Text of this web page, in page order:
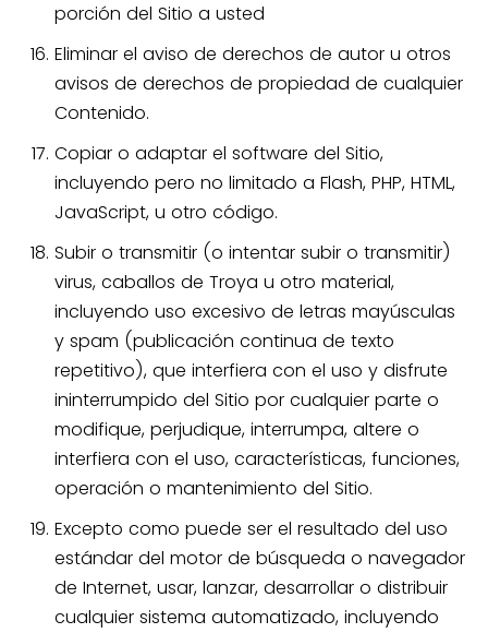
porción del Sitio a usted
Eliminar el aviso de derechos de autor u otros
avisos de derechos de propiedad de cualquier
Contenido.
Copiar o adaptar el software del Sitio,
incluyendo pero no limitado a Flash, PHP, HTML,
JavaScript, u otro código.
Subir o transmitir (o intentar subir o transmitir)
virus, caballos de Troya u otro material,
incluyendo uso excesivo de letras mayúsculas
y spam (publicación continua de texto
repetitivo), que interfiera con el uso y disfrute
ininterrumpido del Sitio por cualquier parte o
modifique, perjudique, interrumpa, altere o
interfiera con el uso, características, funciones,
operación o mantenimiento del Sitio.
Excepto como puede ser el resultado del uso
estándar del motor de búsqueda o navegador
de Internet, usar, lanzar, desarrollar o distribuir
cualquier sistema automatizado, incluyendo